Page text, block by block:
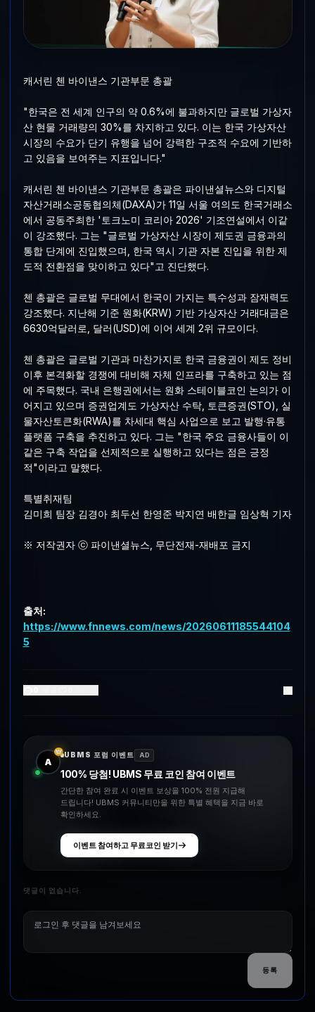
캐서린 첸 바이낸스 기관부문 총괄
"한국은 전 세계 인구의 약 0.6%에 불과하지만 글로벌 가상자
산 현물 거래량의 30%를 차지하고 있다. 이는 한국 가상자산
시장의 수요가 단기 유행을 넘어 강력한 구조적 수요에 기반하
고 있음을 보여주는 지표입니다."
캐서린 첸 바이낸스 기관부문 총괄은 파이낸셜뉴스와 디지털
자산거래소공동협의체(DAXA)가 11일 서울 여의도 한국거래소
에서 공동주최한 '토크노미 코리아 2026' 기조연설에서 이같
이 강조했다. 그는 "글로벌 가상자산 시장이 제도권 금융과의
통합 단계에 진입했으며, 한국 역시 기관 자본 진입을 위한 제
도적 전환점을 맞이하고 있다"고 진단했다.
첸 총괄은 글로벌 무대에서 한국이 가지는 특수성과 잠재력도
강조했다. 지난해 기준 원화(KRW) 기반 가상자산 거래대금은
6630억달러로, 달러(USD)에 이어 세계 2위 규모이다.
첸 총괄은 글로벌 기관과 마찬가지로 한국 금융권이 제도 정비
이후 본격화할 경쟁에 대비해 자체 인프라를 구축하고 있는 점
에 주목했다. 국내 은행권에서는 원화 스테이블코인 논의가 이
어지고 있으며 증권업계도 가상자산 수탁, 토큰증권(STO), 실
물자산토큰화(RWA)를 차세대 핵심 사업으로 보고 발행·유통
플랫폼 구축을 추진하고 있다. 그는 "한국 주요 금융사들이 이
같은 구축 작업을 선제적으로 실행하고 있다는 점은 긍정
적"이라고 말했다.
특별취재팀
김미희 팀장 김경아 최두선 한영준 박지연 배한글 임상혁 기자
※ 저작권자 ⓒ 파이낸셜뉴스, 무단전재-재배포 금지
출처:
https://www.fnnews.com/news/20260611185544104
5
A
UBMS 포럼 이벤트 AD
100% 당첨! UBMS 무료 코인 참여 이벤트
간단한 참여 완료 시 이벤트 보상을 100% 전원 지급해
드립니다! UBMS 커뮤니티만을 위한 특별 혜택을 지금 바로
확인하세요.
이벤트 참여하고 무료코인 받기
댓글이 없습니다.
등록